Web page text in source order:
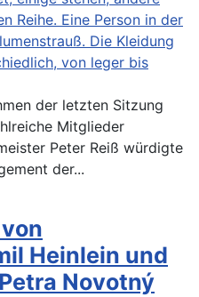
der letzten Sitzung
Mitglieder
Peter Reiß würdigte
der...
Heinlein und
Novotný